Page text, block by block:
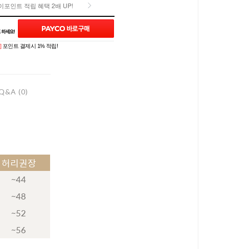
포인트 적립 혜택 2배 UP!
포인트 적립 혜택 2배 UP!
포인트 결제시 1% 적립!
(0)
허리권장
~44
~48
~52
~56